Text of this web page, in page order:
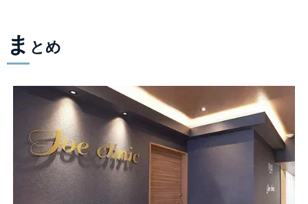
ま とめ